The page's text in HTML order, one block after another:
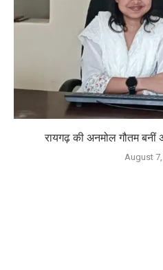
रायगढ़ की अनमोल गौतम
August